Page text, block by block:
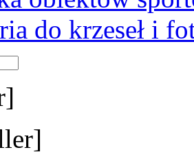
do krzeseł i